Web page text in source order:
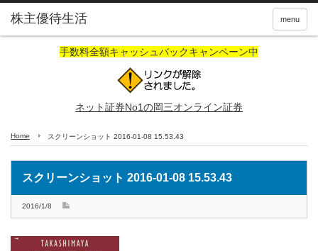
株主優待生活 menu
手数料全額キャッシュバックキャンペーン中
ネット証券No1の岡三オンライン証券
Home スクリーンショット 2016-01-08 15.53.43
スクリーンショット 2016-01-08 15.53.43
2016/1/8